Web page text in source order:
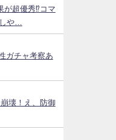
が超優秀⁉コマ
や…
ガチャ考察あ
壊！え、防御